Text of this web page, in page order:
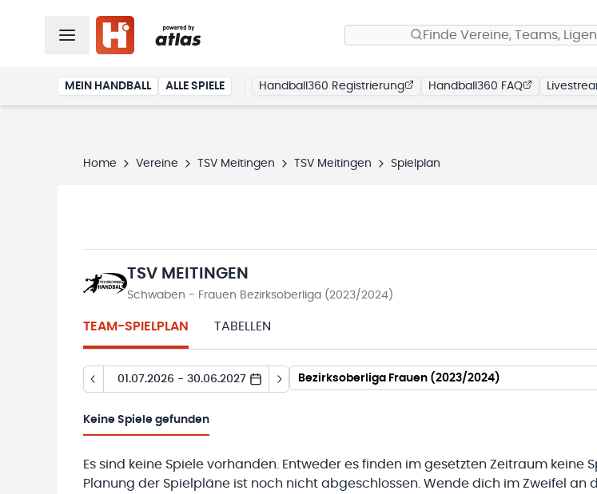
Finde Vereine, Teams,
MEIN HANDBALL ALLE SPIELE Handball360 Registrierung Handball360 FAQ
Home Vereine TSV Meitingen TSV Meitingen Spielplan
TSV MEITINGEN
Schwaben - Frauen Bezirksoberliga (2023/2024)
TEAM-SPIELPLAN TABELLEN
01.07.2026 - 30.06.2027 Bezirksoberliga Frauen (2023/2024)
Keine Spiele gefunden
Es sind keine Spiele vorhanden. Entweder es finden im gesetzten Zeitraum keine
Planung der Spielpläne ist noch nicht abgeschlossen. Wende dich im Zweifel an